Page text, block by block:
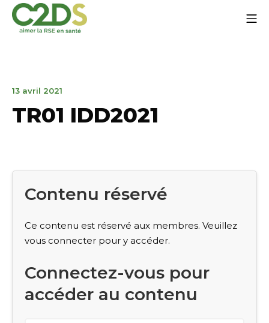
Aller
contenu
13 avril 2021
TR01 IDD2021
Contenu réservé
Ce contenu est réservé aux membres. Veuillez
vous connecter pour y accéder.
Connectez-vous pour
accéder au contenu